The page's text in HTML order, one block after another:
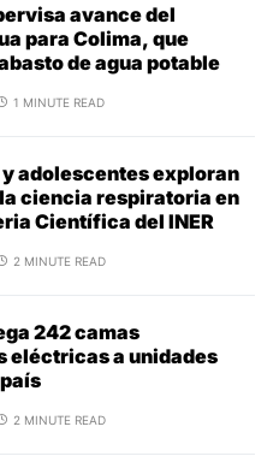
avance del
para Colima, que
de agua potable
1 MINUTE READ
adolescentes exploran
ciencia respiratoria en
Científica del INER
2 MINUTE READ
242 camas
eléctricas a unidades
2 MINUTE READ